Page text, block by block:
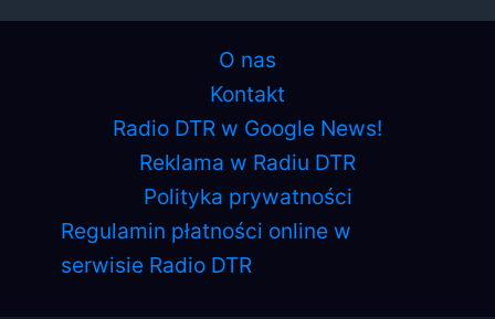
O nas
Kontakt
Radio DTR w Google News!
Reklama w Radiu DTR
Polityka prywatności
Regulamin płatności online w
serwisie Radio DTR